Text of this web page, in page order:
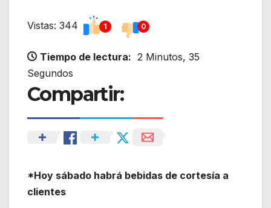
Vistas: 344 1 0
Tiempo de lectura: 2 Minutos, 35
Segundos
Compartir:
*Hoy sábado habrá bebidas de cortesía a
clientes